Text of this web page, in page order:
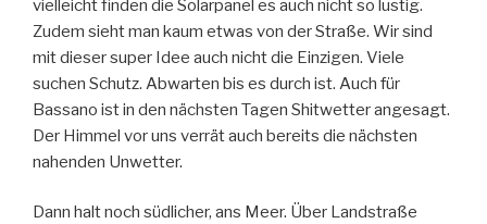
vielleicht finden die Solarpanel es auch nicht so lustig.
Zudem sieht man kaum etwas von der Straße. Wir sind
mit dieser super Idee auch nicht die Einzigen. Viele
suchen Schutz. Abwarten bis es durch ist. Auch für
Bassano ist in den nächsten Tagen Shitwetter angesagt.
Der Himmel vor uns verrät auch bereits die nächsten
nahenden Unwetter.
Dann halt noch südlicher, ans Meer. Über Landstraße